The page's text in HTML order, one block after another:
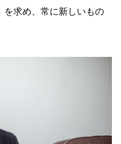
を求め、常に新しいもの